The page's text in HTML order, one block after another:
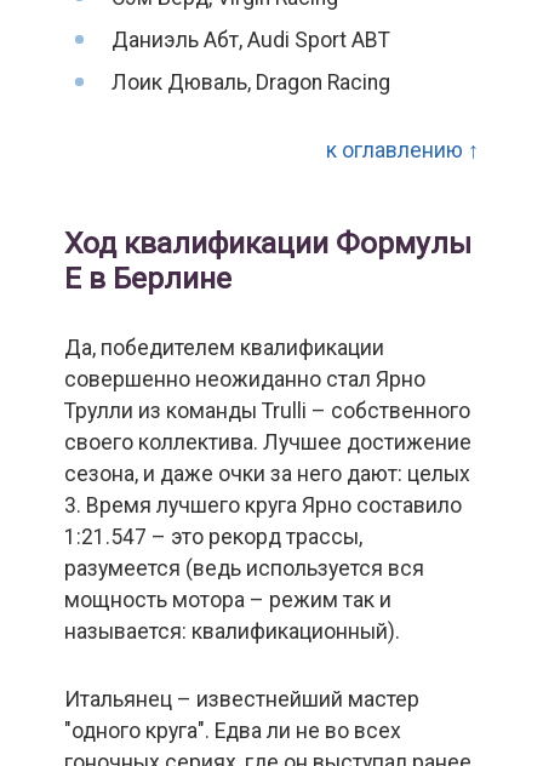
Даниэль Абт, Audi Sport ABT
Лоик Дюваль, Dragon Racing
к оглавлению ↑
Ход квалификации Формулы
Е в Берлине
Да, победителем квалификации
совершенно неожиданно стал Ярно
Трулли из команды Trulli – собственного
своего коллектива. Лучшее достижение
сезона, и даже очки за него дают: целых
3. Время лучшего круга Ярно составило
1:21.547 – это рекорд трассы,
разумеется (ведь используется вся
мощность мотора – режим так и
называется: квалификационный).
Итальянец – известнейший мастер
"одного круга". Едва ли не во всех